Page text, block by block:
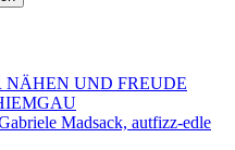
NÄHEN UND FREUDE
Madsack, autfizz-edle